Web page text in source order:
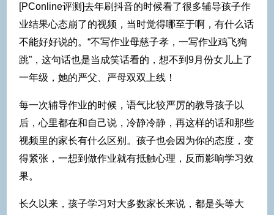
[PConline评测]去年刷抖音的时候看了很多辅导孩子作
业结果心态崩了的视频，当时觉得哪至于啊，有什么话
不能好好说的。“不写作业母慈子孝，一写作业鸡飞狗
跳”，这句话也是当成笑话看的，想不到9月份女儿上了
一年级，她的严父、严母双双上线！
每一次辅导作业的时候，语气比较严厉的教导孩子以
后，心里都在和自己说，冷静冷静，再这样的话和那些
视频里的家长有什么区别。孩子也会因为你的态度，变
得紧张，一想到做作业就有抵触心理，反而影响学习效
果。
长久以来，孩子学习对大多数家长来说，都是头等大